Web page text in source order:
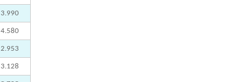
3.990
4.580
2.953
3.128